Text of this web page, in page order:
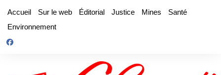
contenu
Accueil Sur le web Éditorial Justice Mines
Santé
Environnement